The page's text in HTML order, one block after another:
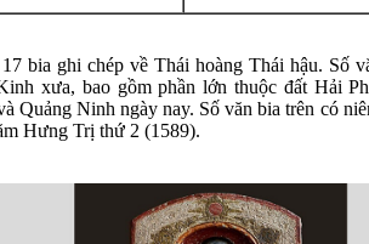
bia ghi chép về Thái hoàng Thái hậu. Số
xưa, bao gồm phần lớn thuộc đất Hải
Quảng Ninh ngày nay. Số văn bia trên có
Hưng Trị thứ 2 (1589).